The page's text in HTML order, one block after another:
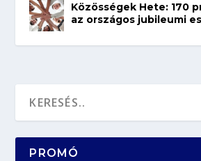
Közösségek Hete: 170
az országos jubileumi
PROMÓ